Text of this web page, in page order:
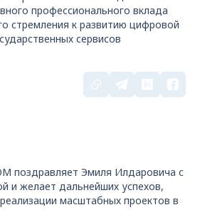
профессионального вклада
стремления к развитию цифровой
сервисов
поздравляет Эмиля Илдаровича с
и желает дальнейших успехов,
масштабных проектов в